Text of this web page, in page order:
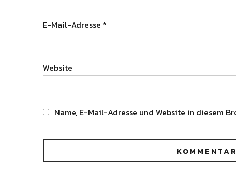
E-Mail-Adresse *
Website
Name, E-Mail-Adresse und Website in diesem